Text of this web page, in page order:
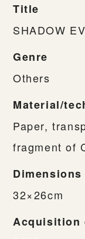
Title
SHADOW
Genre
Others
Material/
Paper,
fragment of
Dimensions
32×26cm
Acquisition